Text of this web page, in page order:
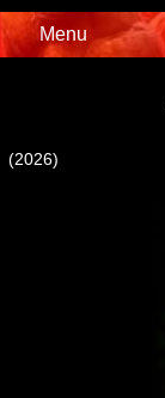
Menu
(2026)